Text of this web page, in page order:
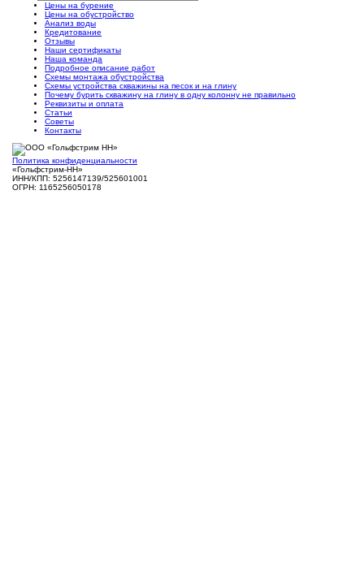
Цены на бурение
Цены на обустройство
Анализ воды
Кредитование
Отзывы
Наши сертификаты
Наша команда
Подробное описание работ
Схемы монтажа обустройства
Схемы устройства скважины на песок и на глину
Почему бурить скважину на глину в одну колонну не правильно
Реквизиты и оплата
Статьи
Советы
Контакты
Политика конфиденциальности
«Гольфстрим-НН»
ИНН/КПП: 5256147139/525601001
ОГРН: 1165256050178